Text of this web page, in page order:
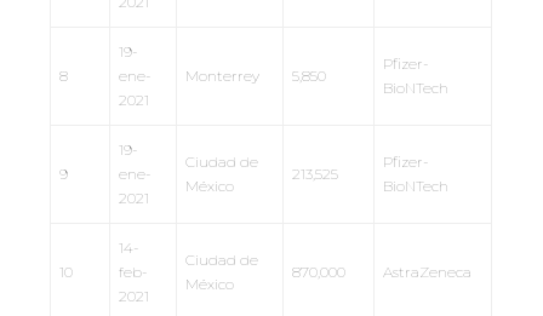
8
19-
ene-
2021
Monterrey 5,850
Pfizer-
BioNTech
9
19-
ene-
2021
Ciudad de
México
213,525
Pfizer-
BioNTech
10
14-
feb-
2021
Ciudad de
México
870,000 AstraZeneca